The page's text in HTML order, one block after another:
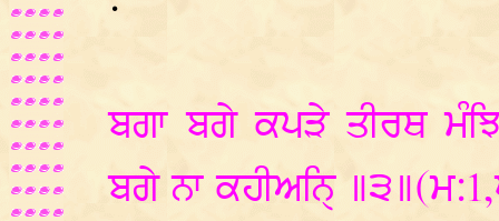
ਬਗਾ ਬਗੇ ਕਪੜੇ ਤੀਰਥ
ਬਗੇ ਨਾ ਕਹੀਅਨ੍ਹ੍ਹਿ